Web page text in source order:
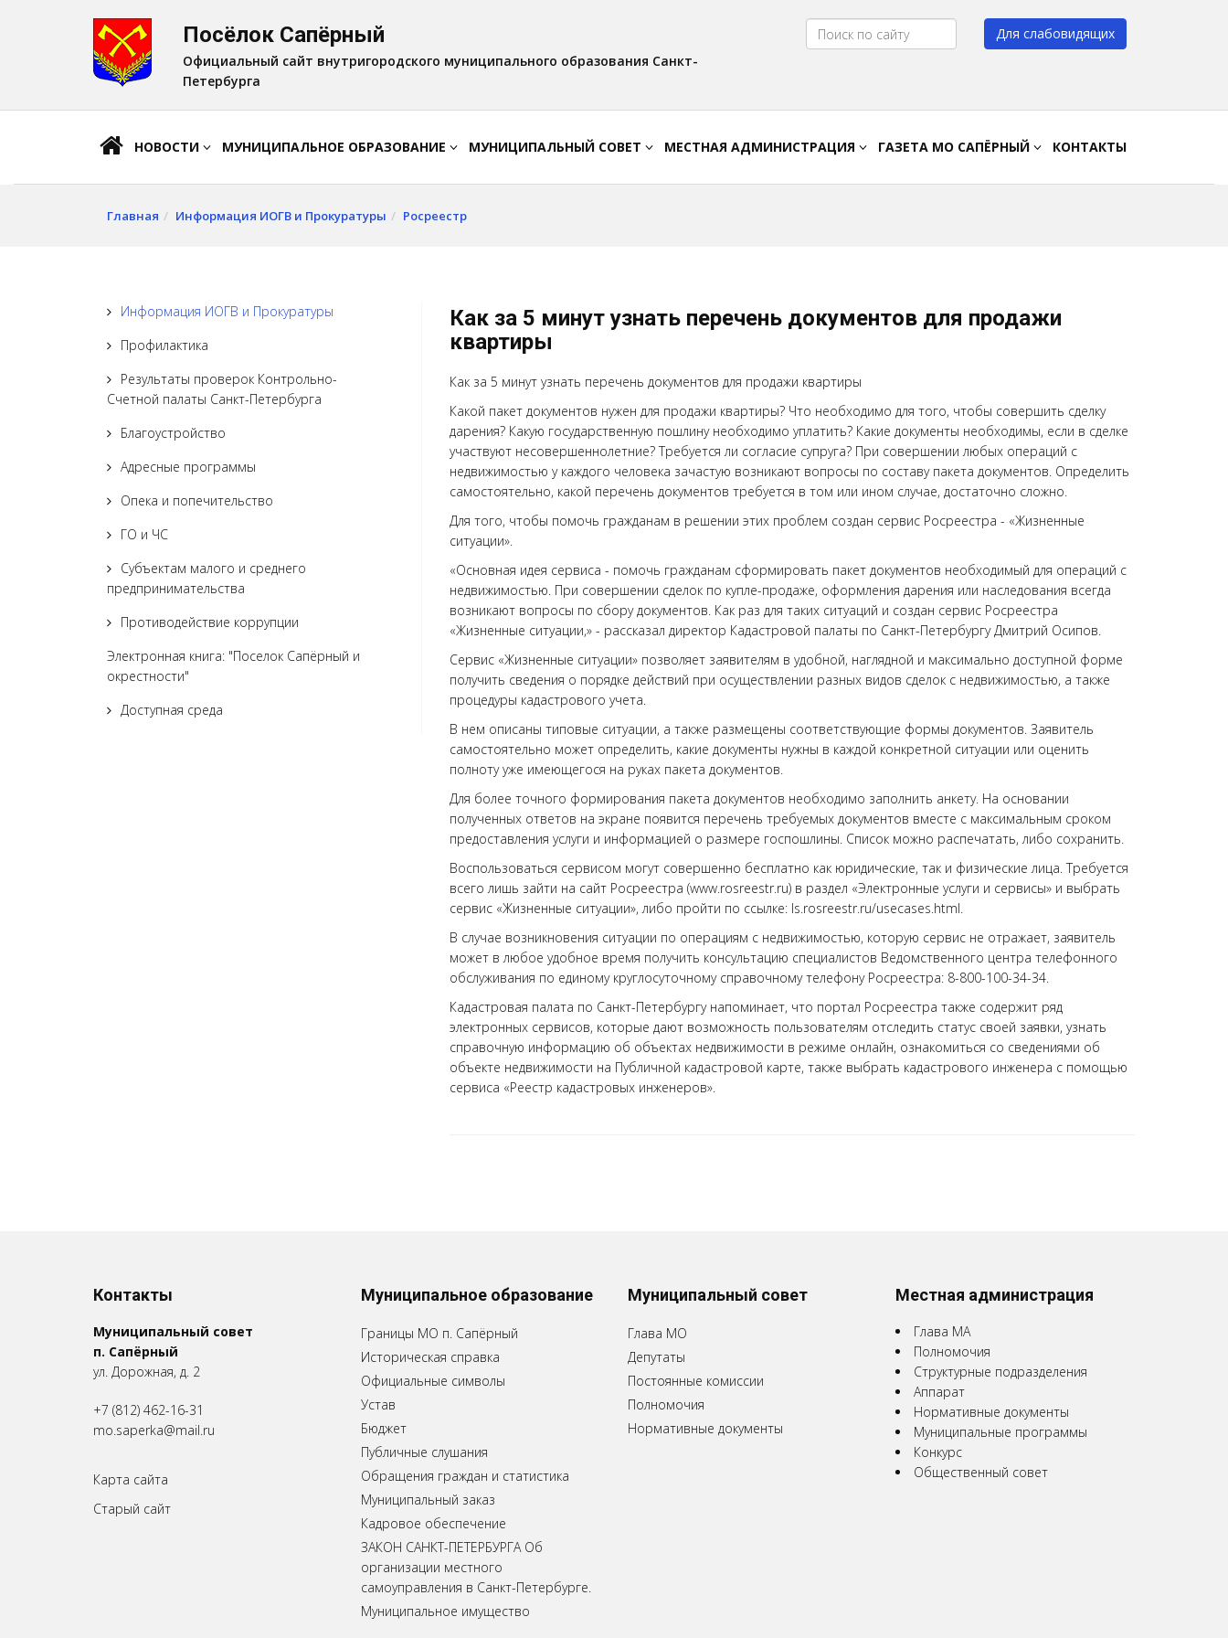
Шрифт:
A A Цвет:A A A A
Посёлок Сапёрный
Официальный сайт внутригородского муниципального образования Санкт-
Петербурга
Для слабовидящих
НОВОСТИ МУНИЦИПАЛЬНОЕ ОБРАЗОВАНИЕ МУНИЦИПАЛЬНЫЙ СОВЕТ МЕСТНАЯ АДМИНИСТРАЦИЯ ГАЗЕТА МО САПЁРНЫЙ КОНТАКТЫ
Главная Информация ИОГВ и Прокуратуры Росреестр
Информация ИОГВ и Прокуратуры
Профилактика
Результаты проверок Контрольно-
Счетной палаты Санкт-Петербурга
Благоустройство
Адресные программы
Опека и попечительство
ГО и ЧС
Субъектам малого и среднего
предпринимательства
Противодействие коррупции
Электронная книга: "Поселок Сапёрный и
окрестности"
Доступная среда
Как за 5 минут узнать перечень документов для продажи
квартиры
Как за 5 минут узнать перечень документов для продажи квартиры
Какой пакет документов нужен для продажи квартиры? Что необходимо для того, чтобы совершить сделку
дарения? Какую государственную пошлину необходимо уплатить? Какие документы необходимы, если в сделке
участвуют несовершеннолетние? Требуется ли согласие супруга? При совершении любых операций с
недвижимостью у каждого человека зачастую возникают вопросы по составу пакета документов. Определить
самостоятельно, какой перечень документов требуется в том или ином случае, достаточно сложно.
Для того, чтобы помочь гражданам в решении этих проблем создан сервис Росреестра - «Жизненные
ситуации».
«Основная идея сервиса - помочь гражданам сформировать пакет документов необходимый для операций с
недвижимостью. При совершении сделок по купле-продаже, оформления дарения или наследования всегда
возникают вопросы по сбору документов. Как раз для таких ситуаций и создан сервис Росреестра
«Жизненные ситуации,» - рассказал директор Кадастровой палаты по Санкт-Петербургу Дмитрий Осипов.
Сервис «Жизненные ситуации» позволяет заявителям в удобной, наглядной и максимально доступной форме
получить сведения о порядке действий при осуществлении разных видов сделок с недвижимостью, а также
процедуры кадастрового учета.
В нем описаны типовые ситуации, а также размещены соответствующие формы документов. Заявитель
самостоятельно может определить, какие документы нужны в каждой конкретной ситуации или оценить
полноту уже имеющегося на руках пакета документов.
Для более точного формирования пакета документов необходимо заполнить анкету. На основании
полученных ответов на экране появится перечень требуемых документов вместе с максимальным сроком
предоставления услуги и информацией о размере госпошлины. Список можно распечатать, либо сохранить.
Воспользоваться сервисом могут совершенно бесплатно как юридические, так и физические лица. Требуется
всего лишь зайти на сайт Росреестра (www.rosreestr.ru) в раздел «Электронные услуги и сервисы» и выбрать
сервис «Жизненные ситуации», либо пройти по ссылке: ls.rosreestr.ru/usecases.html.
В случае возникновения ситуации по операциям с недвижимостью, которую сервис не отражает, заявитель
может в любое удобное время получить консультацию специалистов Ведомственного центра телефонного
обслуживания по единому круглосуточному справочному телефону Росреестра: 8-800-100-34-34.
Кадастровая палата по Санкт-Петербургу напоминает, что портал Росреестра также содержит ряд
электронных сервисов, которые дают возможность пользователям отследить статус своей заявки, узнать
справочную информацию об объектах недвижимости в режиме онлайн, ознакомиться со сведениями об
объекте недвижимости на Публичной кадастровой карте, также выбрать кадастрового инженера с помощью
сервиса «Реестр кадастровых инженеров».
Контакты
Муниципальный совет
п. Сапёрный
ул. Дорожная, д. 2
+7 (812) 462-16-31
mo.saperka@mail.ru
Карта сайта
Старый сайт
Муниципальное образование
Границы МО п. Сапёрный
Историческая справка
Официальные символы
Устав
Бюджет
Публичные слушания
Обращения граждан и статистика
Муниципальный заказ
Кадровое обеспечение
ЗАКОН САНКТ-ПЕТЕРБУРГА Об
организации местного
самоуправления в Санкт-Петербурге.
Муниципальное имущество
Муниципальный совет
Глава МО
Депутаты
Постоянные комиссии
Полномочия
Нормативные документы
Местная администрация
Глава МА
Полномочия
Структурные подразделения
Аппарат
Нормативные документы
Муниципальные программы
Конкурс
Общественный совет